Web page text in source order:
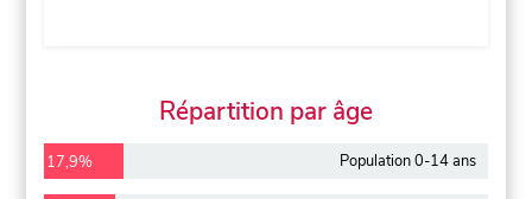
Répartition par âge
17,9% Population 0-14 ans